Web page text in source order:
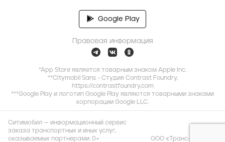
Google Play
Правовая информация
*App Store является товарным знаком Apple Inc.
**Citymobil Sans - Студия Contrast Foundry,
https://contrastfoundry.com
***Google Play и логотип Google Play являются товарными знаками
корпорации Google LLC.
Ситимобил — информационный сервис
заказа транспортных и иных услуг,
оказываемых партнерами. 0+
ООО «Транс-Миссия»